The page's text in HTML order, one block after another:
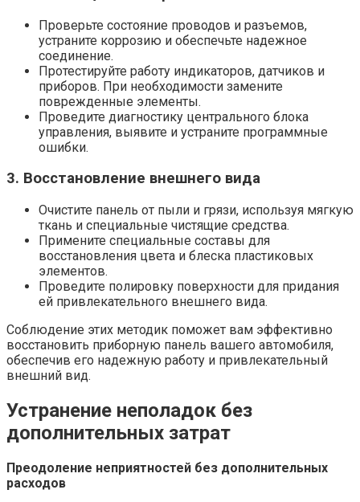
Проверьте состояние проводов и разъемов,
устраните коррозию и обеспечьте надежное
соединение.
Протестируйте работу индикаторов, датчиков и
приборов. При необходимости замените
поврежденные элементы.
Проведите диагностику центрального блока
управления, выявите и устраните программные
ошибки.
3. Восстановление внешнего вида
Очистите панель от пыли и грязи, используя мягкую
ткань и специальные чистящие средства.
Примените специальные составы для
восстановления цвета и блеска пластиковых
элементов.
Проведите полировку поверхности для придания
ей привлекательного внешнего вида.
Соблюдение этих методик поможет вам эффективно
восстановить приборную панель вашего автомобиля,
обеспечив его надежную работу и привлекательный
внешний вид.
Устранение неполадок без
дополнительных затрат
Преодоление неприятностей без дополнительных
расходов